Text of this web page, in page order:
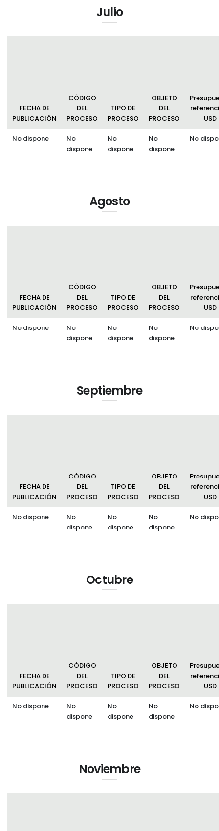
Julio
FECHA DE
PUBLICACIÓN
CÓDIGO
DEL
PROCESO
TIPO DE
PROCESO
OBJETO
DEL
PROCESO
USD
No dispone
No
dispone
No
dispone
No
dispone
No
Agosto
FECHA DE
PUBLICACIÓN
CÓDIGO
DEL
PROCESO
TIPO DE
PROCESO
OBJETO
DEL
PROCESO
USD
No dispone
No
dispone
No
dispone
No
dispone
No
Septiembre
FECHA DE
PUBLICACIÓN
CÓDIGO
DEL
PROCESO
TIPO DE
PROCESO
OBJETO
DEL
PROCESO
USD
No dispone
No
dispone
No
dispone
No
dispone
No
Octubre
FECHA DE
PUBLICACIÓN
CÓDIGO
DEL
PROCESO
TIPO DE
PROCESO
OBJETO
DEL
PROCESO
USD
No dispone
No
dispone
No
dispone
No
dispone
No
Noviembre